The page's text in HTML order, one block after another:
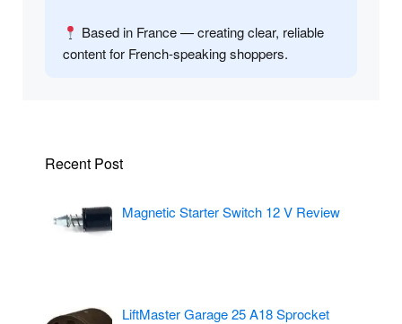
Based in France — creating clear, reliable
content for French-speaking shoppers.
Recent Post
Magnetic Starter Switch 12 V Review
LiftMaster Garage 25 A18 Sprocket